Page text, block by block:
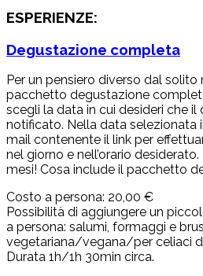
ESPERIENZE:
Degustazione completa
Per un pensiero diverso dal solito
pacchetto degustazione
scegli la data in cui desideri che
notificato. Nella data selezionata
mail contenente il link per
nel giorno e nell’orario
mesi! Cosa include il pacchetto
Costo a persona: 20,00 €
Possibilità di aggiungere un
a persona: salumi, formaggi e
vegetariana/vegana/per celiaci
Durata 1h/1h 30min circa.